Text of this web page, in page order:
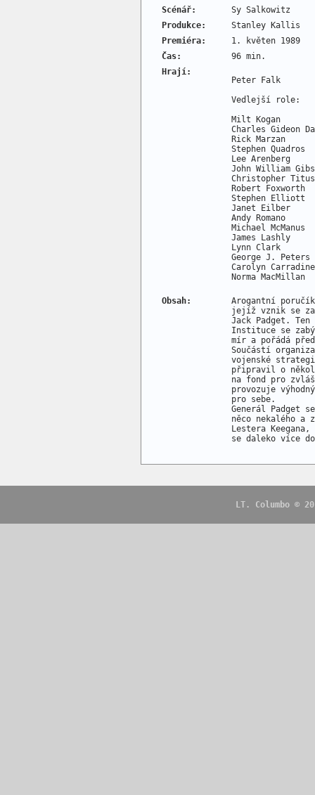
Scénář:
Sy Salkowitz
Produkce:
Stanley Kallis
Premiéra:
1. květen 1989
Čas:
96 min.
Hrají:
Peter Falk
Vedlejší role:
Milt Kogan
Charles Gideon
Rick Marzan
Stephen
Lee Arenberg
John William
Christopher
Robert
Stephen Elliott
Janet Eilber
Andy Romano
Michael
James Lashly
Lynn Clark
George J.
Carolyn
Obsah:
Arogantní
jejíž vznik se
Jack Padget.
Instituce se
mír a pořádá
Součástí
vojenské
připravil o
na fond pro
provozuje
pro sebe.
Generál Padget
něco nekalého a
Lestera
se daleko více
LT. Columbo ©